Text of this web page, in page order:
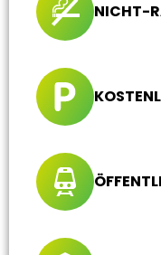
NICHT-